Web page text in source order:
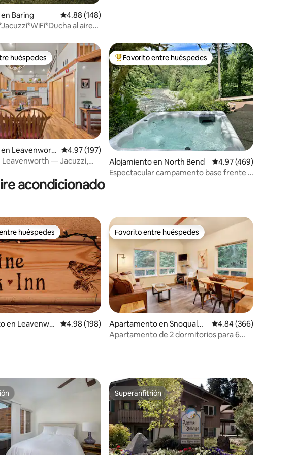
Baring Calificación promedio: 4.88 de 5, 148 reseñas
4.88 (148)
al aire
5, 269 reseñas
huéspedes
huéspedes
Leavenwort
Calificación promedio: 4.97 de 5, 197 reseñas
4.97 (197)
Leavenworth — Jacuzzi,
Favorito entre huéspedes preferido
Favorito entre huéspedes
Alojamiento en North Bend Calificación promedio:
4.97 (469)
Espectacular campamento base frente al
acondicionado
5, 212 reseñas
huéspedes preferido
huéspedes
en Leavenwo
Calificación promedio: 4.98 de 5, 198 reseñas
4.98 (198)
Favorito entre huéspedes
Favorito entre huéspedes
Apartamento en Snoqualmi
e Pass
Calificación promedio:
4.84 (366)
Apartamento de 2 dormitorios para 6
Superanfitrión
Superanfitrión